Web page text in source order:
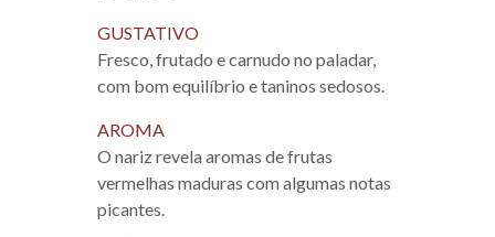
GUSTATIVO
Fresco, frutado e carnudo no paladar,
com bom equilíbrio e taninos sedosos.
AROMA
O nariz revela aromas de frutas
vermelhas maduras com algumas notas
picantes.